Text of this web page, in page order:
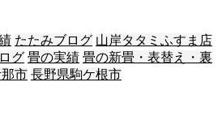
たたみブログ 山岸タタミふすま店
グ 畳の実績 畳の新畳・表替え・裏
市 長野県駒ケ根市